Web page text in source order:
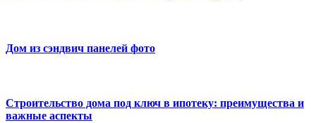
Дом из сэндвич панелей фото
Строительство дома под ключ в ипотеку: преимущества и
важные аспекты